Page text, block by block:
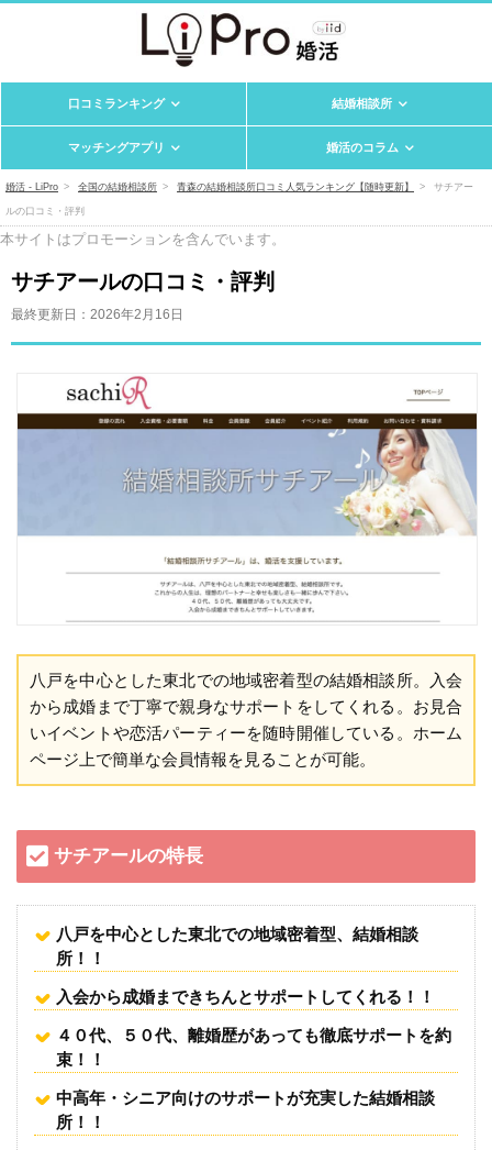
口コミランキング 結婚相談所
マッチングアプリ 婚活のコラム
婚活 - LiPro 全国の結婚相談所 青森の結婚相談所口コミ人気ランキング【随時更新】 サチアー
ルの口コミ・評判
本サイトはプロモーションを含んでいます。
サチアールの口コミ・評判
最終更新日： 2026年2月16日
八戸を中心とした東北での地域密着型の結婚相談所。入会
から成婚まで丁寧で親身なサポートをしてくれる。お見合
いイベントや恋活パーティーを随時開催している。ホーム
ページ上で簡単な会員情報を見ることが可能。
サチアールの特長
八戸を中心とした東北での地域密着型、結婚相談
所！！
入会から成婚まできちんとサポートしてくれる！！
４０代、５０代、離婚歴があっても徹底サポートを約
束！！
中高年・シニア向けのサポートが充実した結婚相談
所！！